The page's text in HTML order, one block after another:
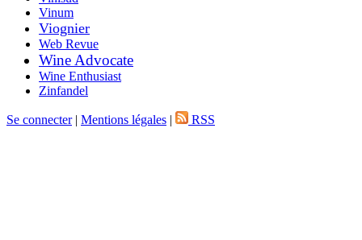
Vinum
Viognier
Web Revue
Wine Advocate
Wine Enthusiast
Zinfandel
Se connecter| Mentions légales | RSS